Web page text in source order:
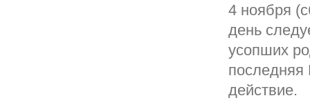
4 ноября
день
усопших
последняя
действие.